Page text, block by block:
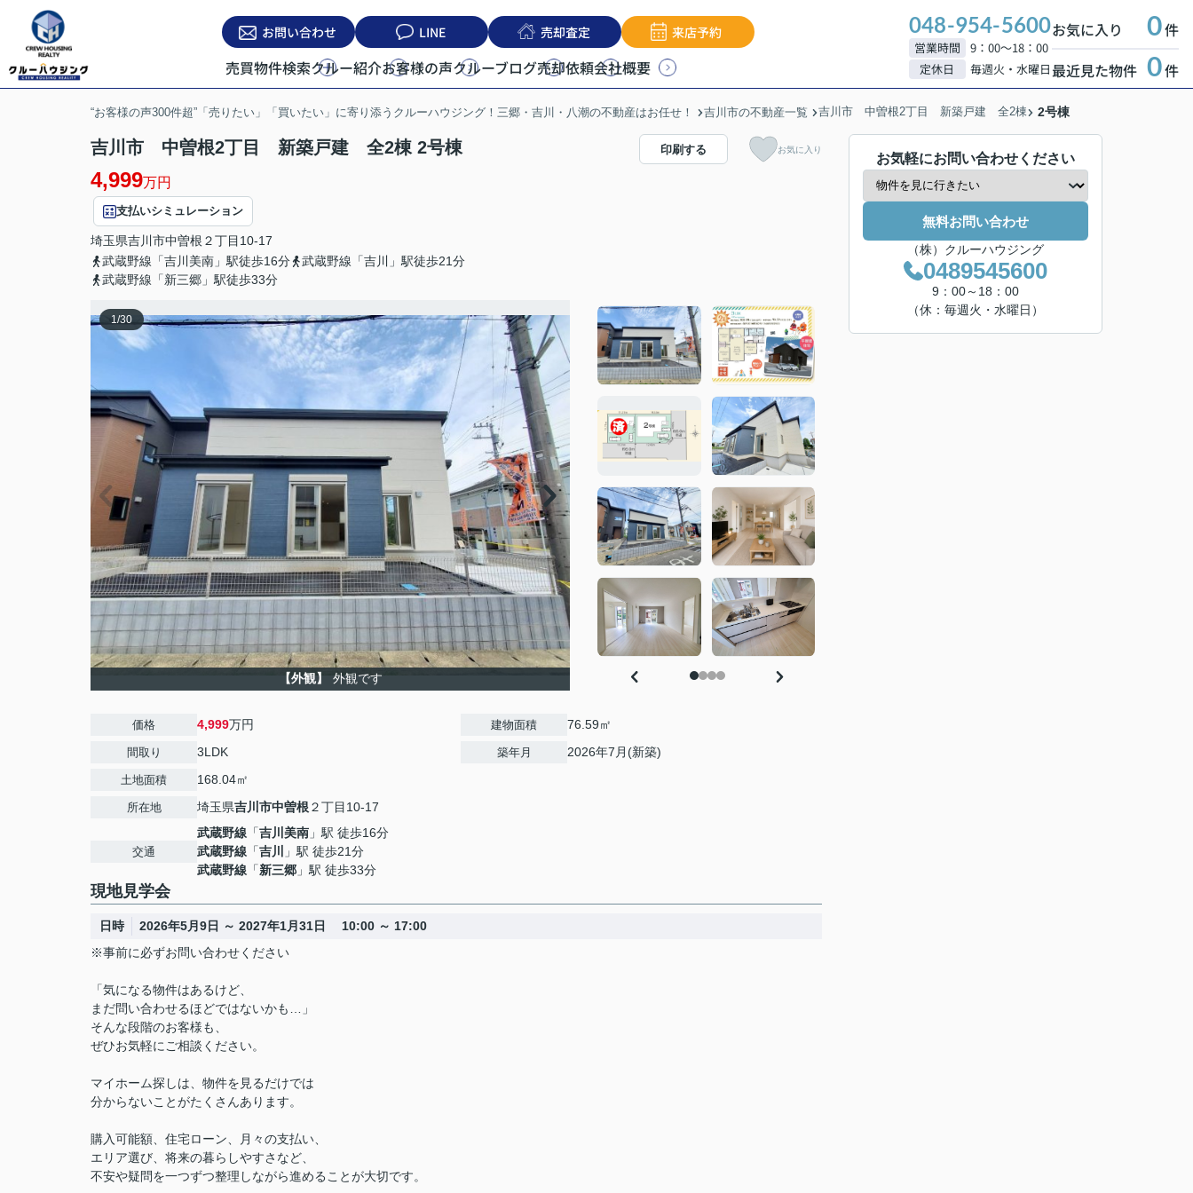
お問い合わせ LINE 売却査定 来店予約
売買物件検索クルー紹介お客様の声クルーブログ売却依頼会社概要
048-954-5600
営業時間
9：00～18：00
定休日
毎週火・水曜日
お気に入り 0件
最近見た物件 0件
“お客様の声300件超”「売りたい」「買いたい」に寄り添うクルーハウジング！三郷・吉川・八潮の不動産はお任せ！ 吉川市の不動産一覧 吉川市 中曽根2丁目 新築戸建 全2棟 2号棟
吉川市 中曽根2丁目 新築戸建 全2棟 2号棟
4,999万円
支払いシミュレーション
埼玉県吉川市中曽根 ２丁目10-17
武蔵野線「吉川美南」駅徒歩16分
武蔵野線「吉川」駅徒歩21分
武蔵野線「新三郷」駅徒歩33分
印刷する お気に入り
1/30
【外観】 外観です
価格 4,999万円
間取り 3LDK
土地面積 168.04㎡
所在地 埼玉県吉川市中曽根２丁目10-17
交通
武蔵野線 「吉川美南 」駅 徒歩16分
武蔵野線 「吉川
」駅 徒歩21分
武蔵野線 「新三郷 」駅 徒歩33分
建物面積 76.59㎡
築年月 2026年7月(新築)
現地見学会
日時
2026年5月9日 ～ 2027年1月31日 10:00 ～ 17:00
※事前に必ずお問い合わせください
「気になる物件はあるけど、
まだ問い合わせるほどではないかも…」
そんな段階のお客様も、
ぜひお気軽にご相談ください。
マイホーム探しは、物件を見るだけでは
分からないことがたくさんあります。
購入可能額、住宅ローン、月々の支払い、
エリア選び、将来の暮らしやすさなど、
不安や疑問を一つずつ整理しながら進めることが大切です。
お気軽にお問い合わせください
無料お問い合わせ
（株）クルーハウジング
0489545600
9：00～18：00
（休：毎週火・水曜日）